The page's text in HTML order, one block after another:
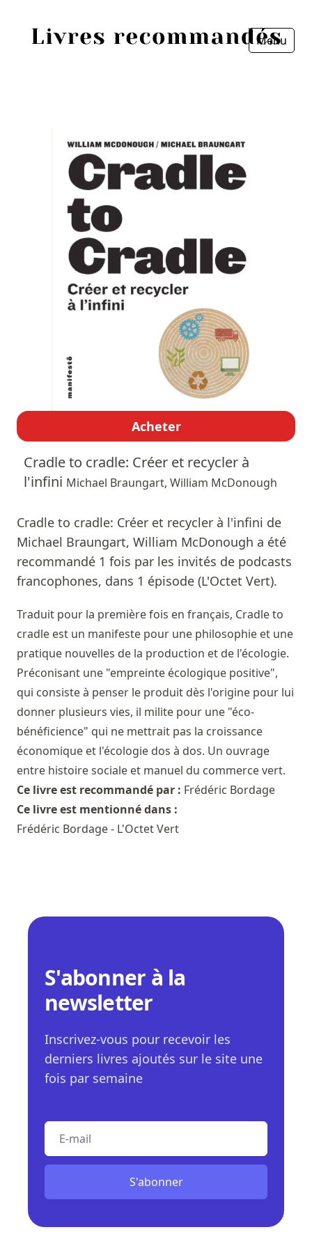
Menu
Acheter
Cradle to cradle: Créer et recycler à
l'infini Michael Braungart, William McDonough
Cradle to cradle: Créer et recycler à l'infini de
Michael Braungart, William McDonough a été
recommandé 1 fois par les invités de podcasts
francophones, dans 1 épisode (L'Octet Vert).
Traduit pour la première fois en français, Cradle to
cradle est un manifeste pour une philosophie et une
pratique nouvelles de la production et de l'écologie.
Préconisant une "empreinte écologique positive",
qui consiste à penser le produit dès l'origine pour lui
donner plusieurs vies, il milite pour une "éco-
bénéficience" qui ne mettrait pas la croissance
économique et l'écologie dos à dos. Un ouvrage
entre histoire sociale et manuel du commerce vert.
Ce livre est recommandé par : Frédéric Bordage
Ce livre est mentionné dans :
Frédéric Bordage - L'Octet Vert
S'abonner à la
newsletter
Inscrivez-vous pour recevoir les
derniers livres ajoutés sur le site une
fois par semaine
S'abonner
Sources
Personnes
Livres les plus recommandés
Prix littéraires
Fermer